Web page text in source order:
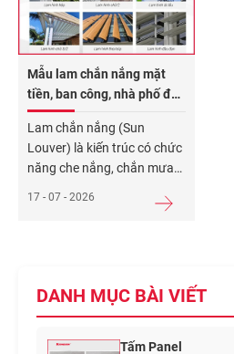
thêm...
Mẫu lam chắn nắng mặt
tiền, ban công, nhà phố đẹp
2026
Lam chắn nắng (Sun
Louver) là kiến trúc có chức
năng che nắng, chắn mưa
trình khỏi tác động trực tiếp
trường năm nay gồm: Lam
hình hộp (phổ biến nhất, dễ
17 - 07 - 2026
DANH MỤC BÀI VIẾT
Tấm Panel